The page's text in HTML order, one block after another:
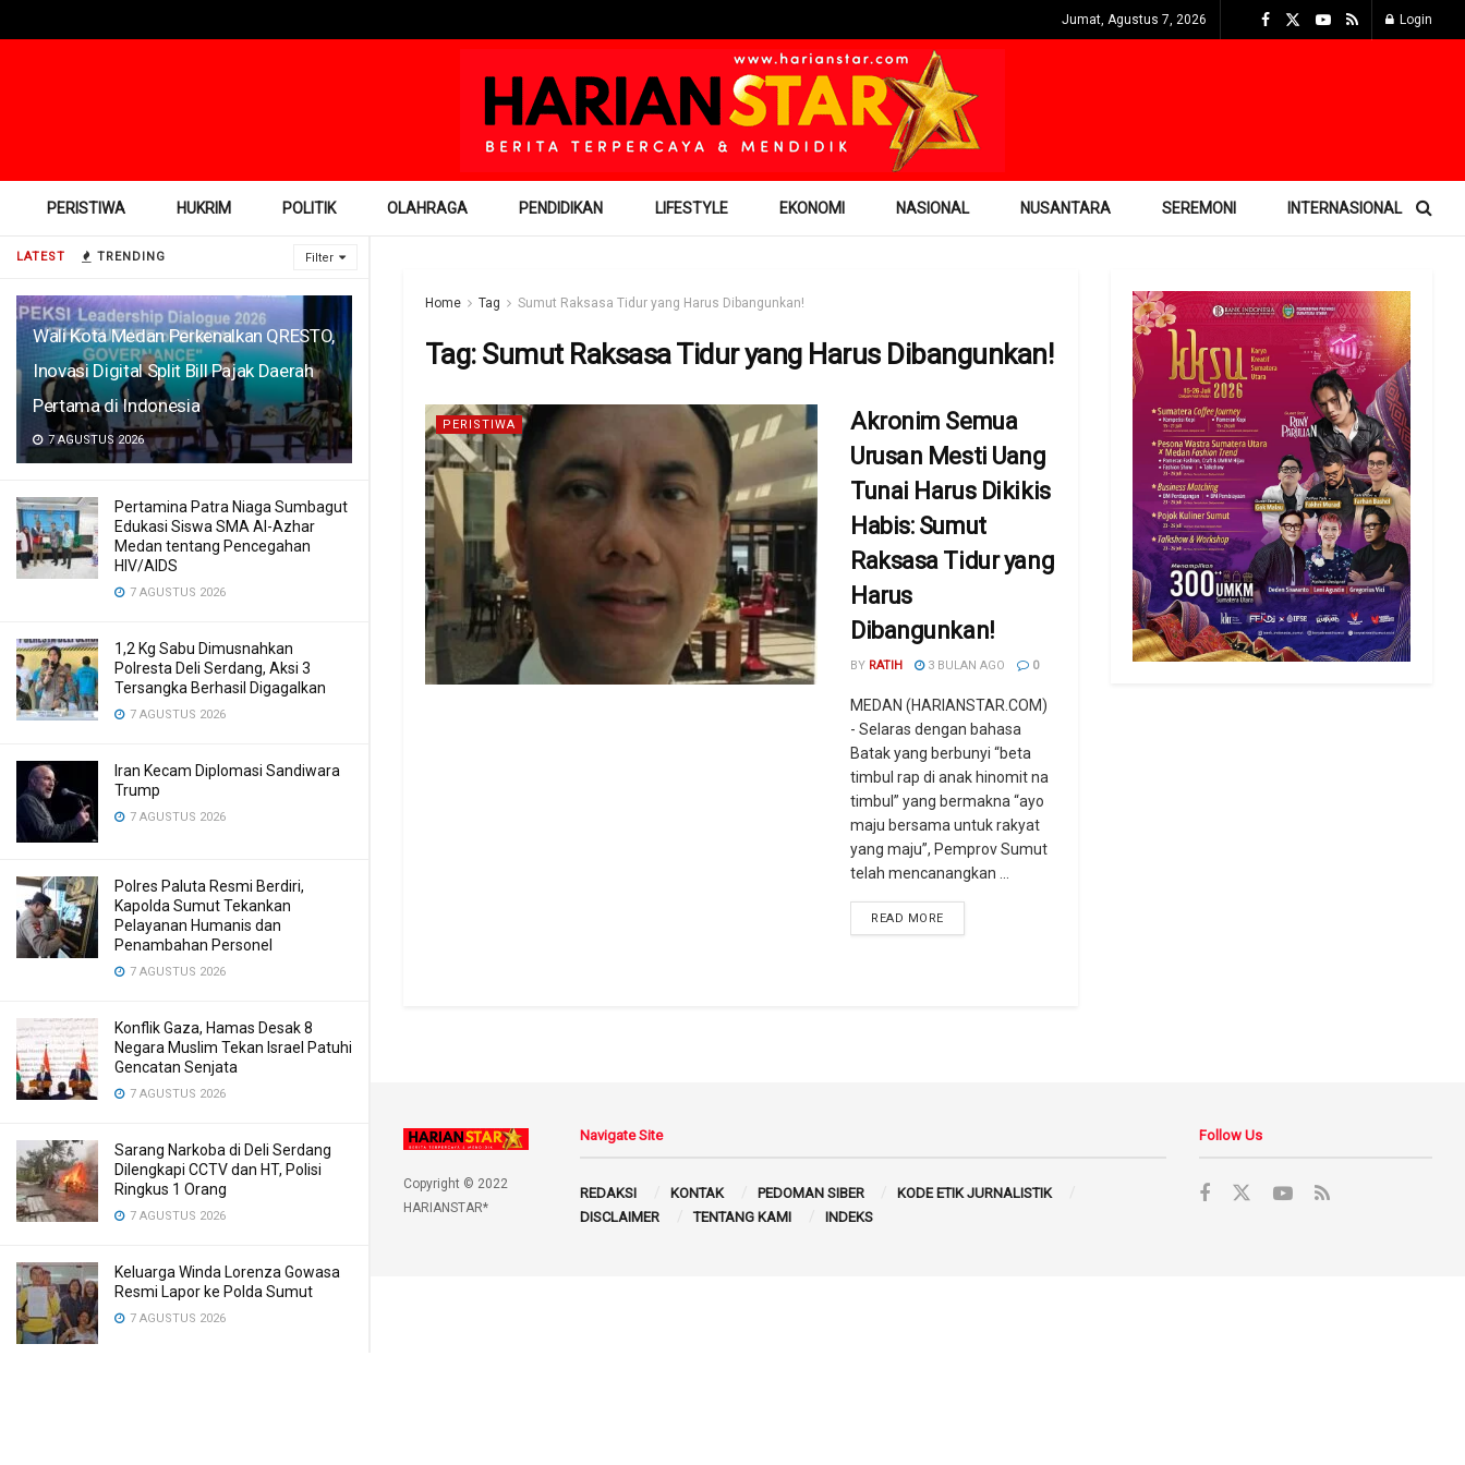
LATEST TRENDING Filter
Wali Kota Medan Perkenalkan QRESTO,
Inovasi Digital Split Bill Pajak Daerah
Pertama di Indonesia
7 AGUSTUS 2026
Pertamina Patra Niaga Sumbagut
Edukasi Siswa SMA Al-Azhar
Medan tentang Pencegahan
HIV/AIDS
7 AGUSTUS 2026
1,2 Kg Sabu Dimusnahkan
Polresta Deli Serdang, Aksi 3
Tersangka Berhasil Digagalkan
7 AGUSTUS 2026
Iran Kecam Diplomasi Sandiwara
Trump
7 AGUSTUS 2026
Polres Paluta Resmi Berdiri,
Kapolda Sumut Tekankan
Pelayanan Humanis dan
Penambahan Personel
7 AGUSTUS 2026
Konflik Gaza, Hamas Desak 8
Negara Muslim Tekan Israel Patuhi
Gencatan Senjata
7 AGUSTUS 2026
Sarang Narkoba di Deli Serdang
Dilengkapi CCTV dan HT, Polisi
Ringkus 1 Orang
7 AGUSTUS 2026
Keluarga Winda Lorenza Gowasa
Resmi Lapor ke Polda Sumut
7 AGUSTUS 2026
Jumat, Agustus 7, 2026 Login
PERISTIWA HUKRIM POLITIK OLAHRAGA PENDIDIKAN LIFESTYLE EKONOMI NASIONAL NUSANTARA SEREMONI INTERNASIONAL
Home Tag Sumut Raksasa Tidur yang Harus Dibangunkan!
Tag: Sumut Raksasa Tidur yang Harus Dibangunkan!
PERISTIWA
Akronim Semua
Urusan Mesti Uang
Tunai Harus Dikikis
Habis: Sumut
Raksasa Tidur yang
Harus
Dibangunkan!
BY RATIH 3 BULAN AGO 0
MEDAN (HARIANSTAR.COM)
- Selaras dengan bahasa
Batak yang berbunyi “beta
timbul rap di anak hinomit na
timbul” yang bermakna “ayo
maju bersama untuk rakyat
yang maju”, Pemprov Sumut
telah mencanangkan ...
READ MORE
Copyright © 2022
HARIANSTAR*
Navigate Site
REDAKSI KONTAK PEDOMAN SIBER
KODE ETIK JURNALISTIK
DISCLAIMER
TENTANG KAMI INDEKS
Follow Us